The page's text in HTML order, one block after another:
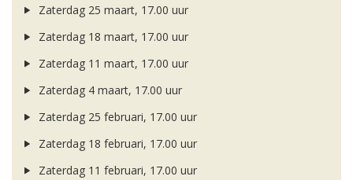
Zaterdag 25 maart, 17.00 uur
Zaterdag 18 maart, 17.00 uur
Zaterdag 11 maart, 17.00 uur
Zaterdag 4 maart, 17.00 uur
Zaterdag 25 februari, 17.00 uur
Zaterdag 18 februari, 17.00 uur
Zaterdag 11 februari, 17.00 uur